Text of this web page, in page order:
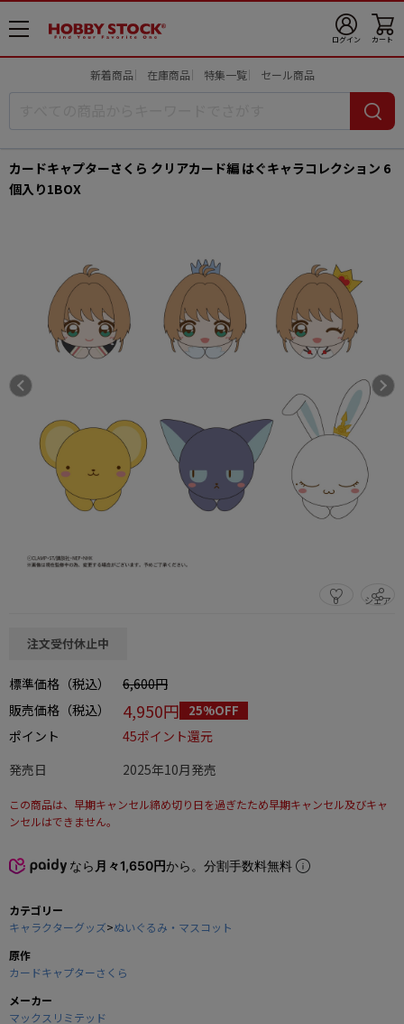
メ
ニ
ログイン カート
新着商品 在庫商品 特集一覧 セール商品
カードキャプターさくら クリアカード編 はぐキャラコレクション 6
個入り1BOX
0 シェア
この商品をシェアする
注文受付休止中
標準価格（税込）
6,600円
販売価格（税込）
4,950円 25%OFF
ポイント
45ポイント還元
発売日
2025年10月発売
この商品は、早期キャンセル締め切り日を過ぎたため早期キャンセル及びキャ
ンセルはできません。
なら 月々1,650円から。分割手数料無料
カテゴリー
キャラクターグッズ>ぬいぐるみ・マスコット
原作
カードキャプターさくら
メーカー
マックスリミテッド